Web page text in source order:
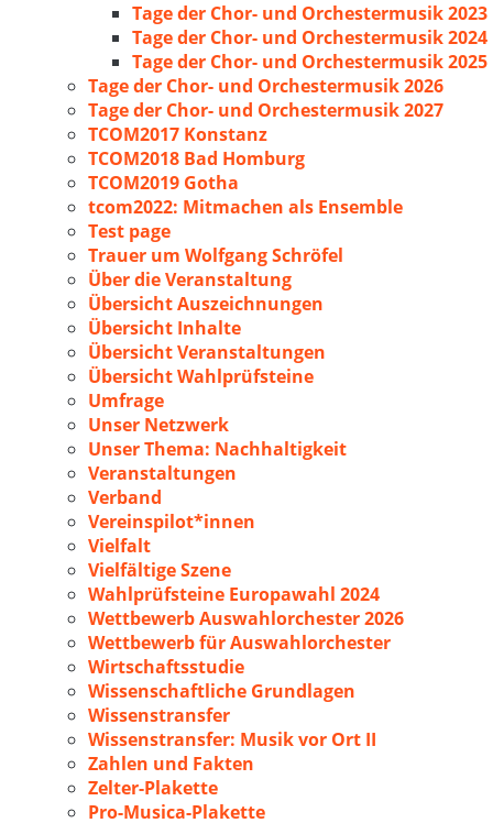
Tage der Chor- und Orchestermusik 2023
Tage der Chor- und Orchestermusik 2024
Tage der Chor- und Orchestermusik 2025
Tage der Chor- und Orchestermusik 2026
Tage der Chor- und Orchestermusik 2027
TCOM2017 Konstanz
TCOM2018 Bad Homburg
TCOM2019 Gotha
tcom2022: Mitmachen als Ensemble
Test page
Trauer um Wolfgang Schröfel
Über die Veranstaltung
Übersicht Auszeichnungen
Übersicht Inhalte
Übersicht Veranstaltungen
Übersicht Wahlprüfsteine
Umfrage
Unser Netzwerk
Unser Thema: Nachhaltigkeit
Veranstaltungen
Verband
Vereinspilot*innen
Vielfalt
Vielfältige Szene
Wahlprüfsteine Europawahl 2024
Wettbewerb Auswahlorchester 2026
Wettbewerb für Auswahlorchester
Wirtschaftsstudie
Wissenschaftliche Grundlagen
Wissenstransfer
Wissenstransfer: Musik vor Ort II
Zahlen und Fakten
Zelter-Plakette
Pro-Musica-Plakette